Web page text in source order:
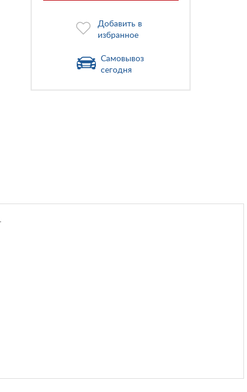
Добавить в
избранное
Самовывоз
сегодня